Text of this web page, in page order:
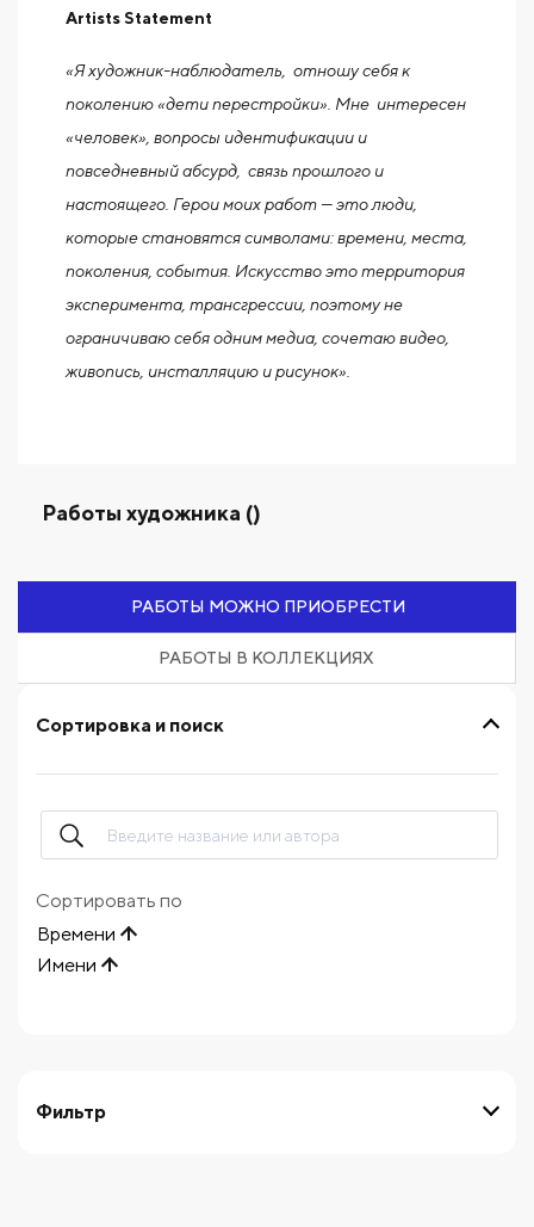
Artists Statement
«Я художник-наблюдатель, отношу себя к
поколению «дети перестройки». Мне интересен
«человек», вопросы идентификации и
повседневный абсурд, связь прошлого и
настоящего. Герои моих работ — это люди,
которые становятся символами: времени, места,
поколения, события. Искусство это территория
эксперимента, трансгрессии, поэтому не
ограничиваю себя одним медиа, сочетаю видео,
живопись, инсталляцию и рисунок».
Работы художника ()
РАБОТЫ МОЖНО ПРИОБРЕСТИ
РАБОТЫ В КОЛЛЕКЦИЯХ
Фильтр
Сортировка и поиск
Сортировать по
Времени
Имени